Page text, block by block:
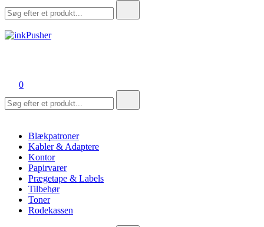
efter:
0
efter:
Blækpatroner
Kabler & Adaptere
Kontor
Papirvarer
Prægetape & Labels
Tilbehør
Toner
Rodekassen